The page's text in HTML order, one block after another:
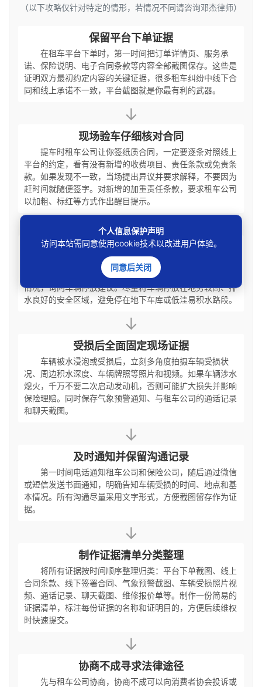
（以下攻略仅针对特定的情形，若情况不同请咨询邓杰律师）
保留平台下单证据
在租车平台下单时，第一时间把订单详情页、服务承
诺、保险说明、电子合同条款等内容全部截图保存。这些是
证明双方最初约定内容的关键证据，很多租车纠纷中线下合
同和线上承诺不一致，平台截图就是你最有利的武器。
↓
现场验车仔细核对合同
提车时租车公司让你签纸质合同，一定要逐条对照线上
平台的约定，看有没有新增的收费项目、责任条款或免责条
款。如果发现不一致，当场提出异议并要求解释，不要因为
赶时间就随便签字。对新增的加重责任条款，要求租车公司
以加粗、标红等方式作出醒目提示。
↓
关注天气预警及时避险
出游前和旅途中持续关注当地气象预报，收到台风、暴
雨等预警信息后截图保存。第一时间联系租车公司告知天气
情况，询问车辆停放建议。尽量将车辆停放在地势较高、排
水良好的安全区域，避免停在地下车库或低洼易积水路段。
↓
受损后全面固定现场证据
车辆被水浸泡或受损后，立刻多角度拍摄车辆受损状
况、周边积水深度、车辆牌照等照片和视频。如果车辆涉水
熄火，千万不要二次启动发动机，否则可能扩大损失并影响
保险理赔。同时保存气象预警通知、与租车公司的通话记录
和聊天截图。
↓
及时通知并保留沟通记录
第一时间电话通知租车公司和保险公司，随后通过微信
或短信发送书面通知，明确告知车辆受损的时间、地点和基
本情况。所有沟通尽量采用文字形式，方便截图留存作为证
据。
↓
制作证据清单分类整理
将所有证据按时间顺序整理归类：平台下单截图、线上
合同条款、线下签署合同、气象预警截图、车辆受损照片视
频、通话记录、聊天截图、维修报价单等。制作一份简易的
证据清单，标注每份证据的名称和证明目的，方便后续维权
时快速提交。
↓
协商不成寻求法律途径
先与租车公司协商，协商不成可以向消费者协会投诉或
个人信息保护声明
访问本站需同意使用cookie技术以改进用户体验。
同意后关闭